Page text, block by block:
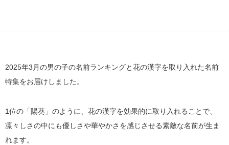
2025年3月の男の子の名前ランキングと花の漢字を取り入れた名前
特集をお届けしました。
1位の「陽葵」のように、花の漢字を効果的に取り入れることで、
凛々しさの中にも優しさや華やかさを感じさせる素敵な名前が生ま
れます。